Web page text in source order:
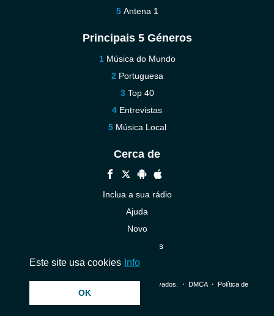
Antena 1
Principais 5 Géneros
Música do Mundo
Portuguesa
Top 40
Entrevistas
Música Local
Cerca de
Inclua a sua rádio
Ajuda
Novo
Contacte-nos
© 2026 InstantAudio. Todos os direitos reservados. ・ DMCA・ Política de
Este site usa cookies Info
OK